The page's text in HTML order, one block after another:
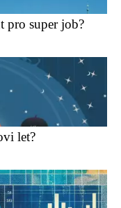
pro super job?
let?